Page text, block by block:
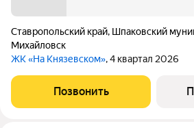
Ставропольский край, Шпаковский
Михайловск
ЖК «На Князевском», 4 квартал 2026
Позвонить